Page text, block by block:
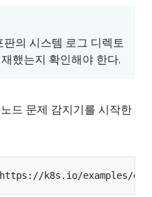
의 시스템 로그 디렉토
했는지 확인해야 한다.
드 문제 감지기를 시작한